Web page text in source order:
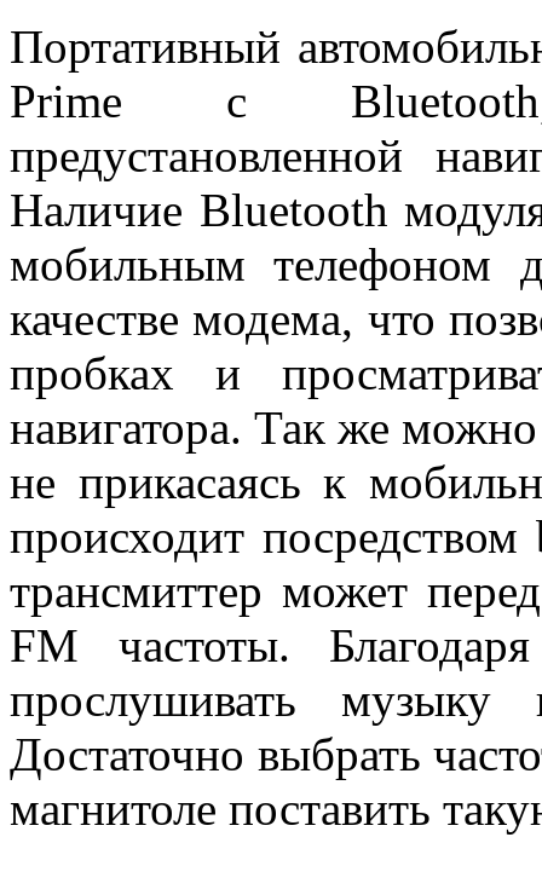
Портативный
Prime с
предустановленной
Наличие Bluetooth модуля
мобильным телефоном
качестве модема, что
пробках и
навигатора. Так же
не прикасаясь к
происходит
трансмиттер может
FM частоты.
прослушивать музыку
Достаточно выбрать
магнитоле поставить